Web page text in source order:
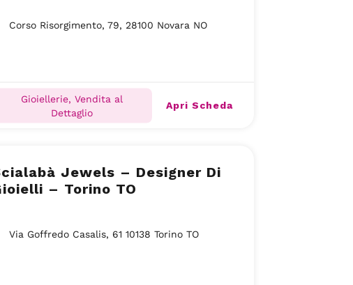
Corso Risorgimento, 79, 28100 Novara NO
Gioiellerie, Vendita al
Dettaglio
Apri Scheda
Jewels – Designer Di
– Torino TO
Via Goffredo Casalis, 61 10138 Torino TO